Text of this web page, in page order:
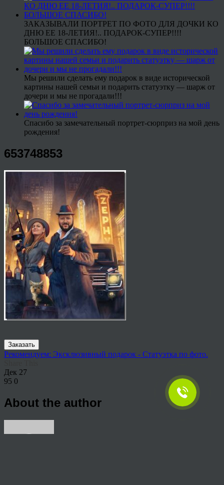
ЗАКАЗЫВАЛИ ПОРТРЕТ ПО ФОТО ДЛЯ ДОЧКИ КО
ДНЮ ЕЕ 18-ЛЕТИЯ!.. ПОДАРОК-СУПЕР!!!!
БОЛЬШОЕ СПАСИБО!
Мы решили сделать ему подарок в виде исторической
картины нашей семьи и подарить статуэтку — шарж от
дочери и мы не прогадали!!!
Спасибо за замечательный портрет-сюрприз на мой день
рождения!
653748853
Заказать
Рекомендуем: Эксклюзивный подарок - Статуэтка по фото.
Дек 27
95 0
About the author